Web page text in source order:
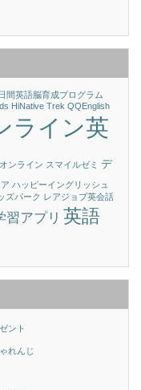
間英語脳育成プログラム
HiNative Trek QQEnglish
ライン英
ンライン スマイルゼミ デ
ハッピーイングリッシュ
ズパーク レアジョブ英会話
習アプリ 英語
ント
れんじ